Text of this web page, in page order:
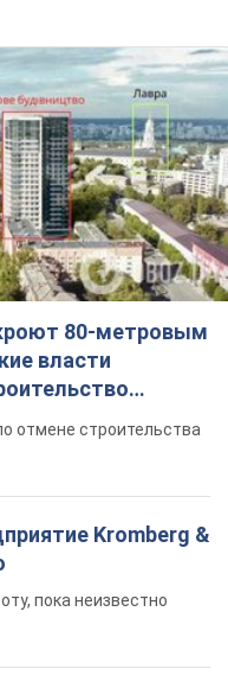
80-метровым
власти
отмене строительства
Kromberg &
пока неизвестно